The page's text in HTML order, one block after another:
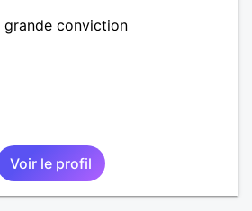
grande conviction
Voir le profil